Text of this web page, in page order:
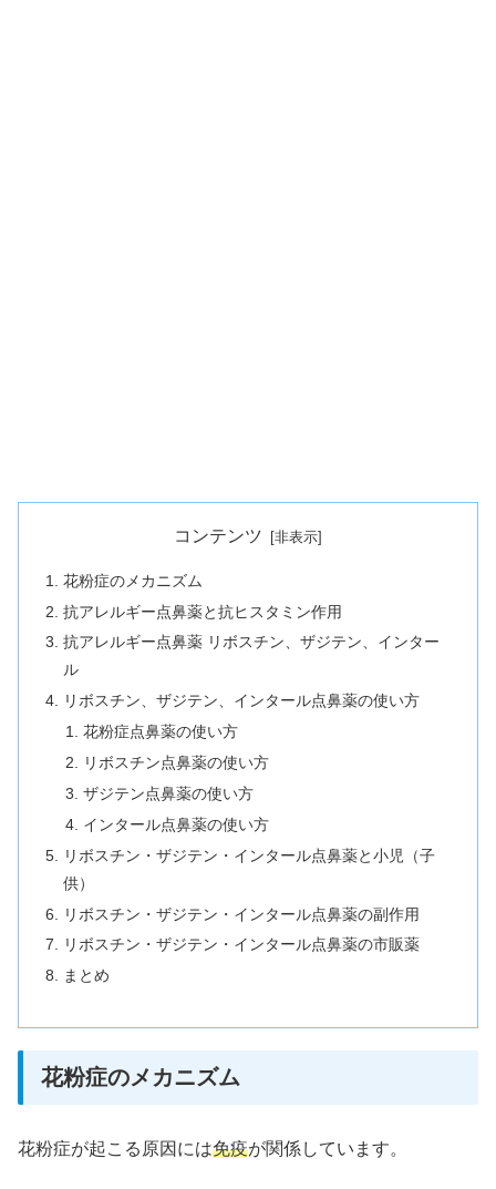
コンテンツ
花粉症のメカニズム
抗アレルギー点鼻薬と抗ヒスタミン作用
抗アレルギー点鼻薬 リボスチン、ザジテン、インター
ル
リボスチン、ザジテン、インタール点鼻薬の使い方
花粉症点鼻薬の使い方
リボスチン点鼻薬の使い方
ザジテン点鼻薬の使い方
インタール点鼻薬の使い方
リボスチン・ザジテン・インタール点鼻薬と小児（子
供）
リボスチン・ザジテン・インタール点鼻薬の副作用
リボスチン・ザジテン・インタール点鼻薬の市販薬
まとめ
花粉症のメカニズム
花粉症が起こる原因には免疫が関係しています。